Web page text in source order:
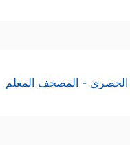
الحصري - المصحف المعلم